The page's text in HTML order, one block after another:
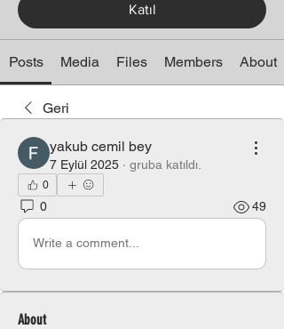
Katıl
Posts Media Files Members About
Geri
yakub cemil bey
7 Eylül 2025 · gruba katıldı.
0
0 49
Write a comment...
About